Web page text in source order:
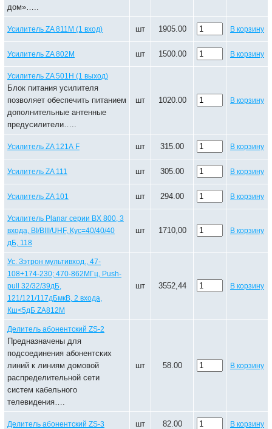
дом»…..
Усилитель ZA 811М (1 вход) шт 1905.00 В корзину
Усилитель ZA 802М шт 1500.00 В корзину
Усилитель ZA 501Н (1 выход)
Блок питания усилителя
позволяет обеспечить питанием
дополнительные антенные
предусилители…..
шт 1020.00 В корзину
Усилитель ZA 121А F шт 315.00 В корзину
Усилитель ZA 111 шт 305.00 В корзину
Усилитель ZA 101 шт 294.00 В корзину
Усилитель Planar серии BX 800, 3
входа, BI/BIII/UHF, Кус=40/40/40
дБ, 118
шт 1710,00 В корзину
Ус. Зэтрон мультивход., 47-
108+174-230; 470-862МГц, Push-
pull 32/32/39дБ,
121/121/117дБмкВ, 2 входа,
Кш<5дБ ZA812M
шт 3552,44 В корзину
Делитель абонентский ZS-2
Предназначены для
подсоединения абонентских
линий к линиям домовой
распределительной сети
систем кабельного
телевидения….
шт 58.00 В корзину
Делитель абонентский ZS-3 шт 82.00 В корзину